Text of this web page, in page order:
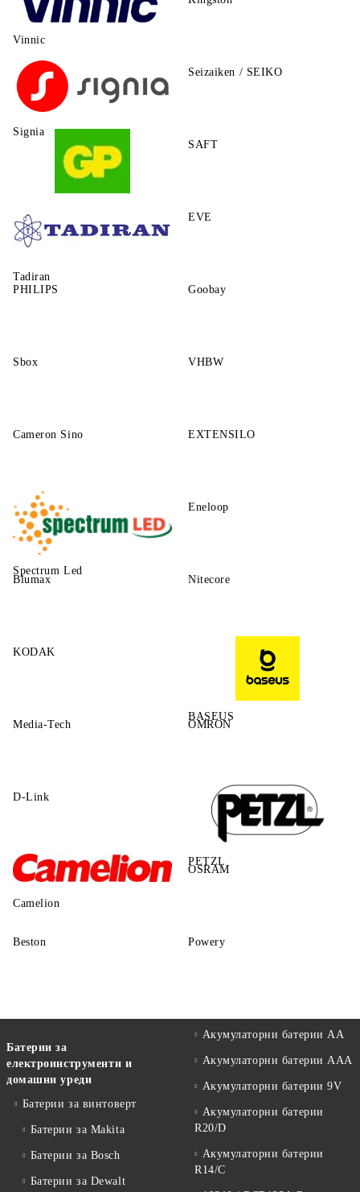
Vinnic
Signia
Seizaiken / SEIKO
SAFT
Tadiran
EVE
PHILIPS Goobay
Sbox VHBW
Cameron Sino EXTENSILO
Spectrum Led
Eneloop
Blumax Nitecore
KODAK
BASEUS
Media-Tech OMRON
D-Link
PETZL
Camelion
OSRAM
Beston Powery
Батерии за
електроинструменти и
домашни уреди
Батерии за винтоверт
Батерии за Makita
Батерии за Bosch
Батерии за Dewalt
Акумулаторни батерии АА
Акумулаторни батерии AAA
Акумулаторни батерии 9V
Акумулаторни батерии
R20/D
Акумулаторни батерии
R14/C